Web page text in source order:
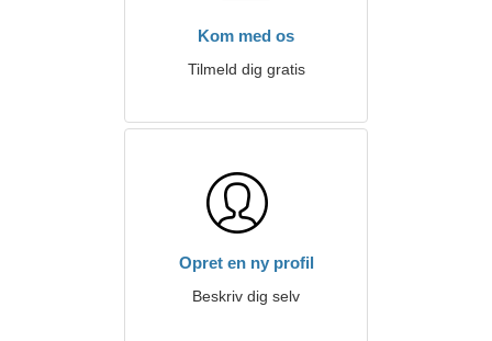
Kom med os
Tilmeld dig gratis
Opret en ny profil
Beskriv dig selv